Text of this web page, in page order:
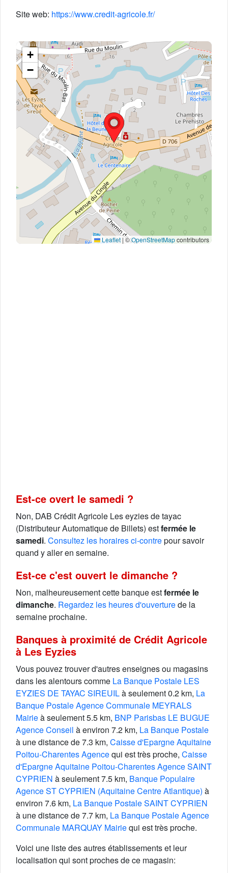
Site web: https://www.credit-agricole.fr/
+
−
Leaflet |©OpenStreetMapcontributors
Est-ce overt le samedi ?
Non, DAB Crédit Agricole Les eyzies de tayac
(Distributeur Automatique de Billets) estfermée le
samedi. Consultez les horaires ci-contrepour savoir
quand y aller en semaine.
Est-ce c'est ouvert le dimanche ?
Non, malheureusement cette banque estfermée le
dimanche. Regardez les heures d'ouverturede la
semaine prochaine.
Banques à proximité de Crédit Agricole
à Les Eyzies
Vous pouvez trouver d'autres enseignes ou magasins
dans les alentours comme La Banque Postale LES
EYZIES DE TAYAC SIREUILà seulement 0.2 km, La
Banque Postale Agence Communale MEYRALS
Mairieà seulement 5.5 km, BNP Parisbas LE BUGUE
Agence Conseil à environ 7.2 km, La Banque Postale
à une distance de 7.3 km, Caisse d'Epargne Aquitaine
Poitou-Charentes Agencequi est très proche, Caisse
d'Epargne Aquitaine Poitou-Charentes Agence SAINT
CYPRIEN à seulement 7.5 km, Banque Populaire
Agence ST CYPRIEN (Aquitaine Centre Atlantique) à
environ 7.6 km, La Banque Postale SAINT CYPRIEN
à une distance de 7.7 km, La Banque Postale Agence
Communale MARQUAY Mairiequi est très proche.
Voici une liste des autres établissements et leur
localisation qui sont proches de ce magasin: